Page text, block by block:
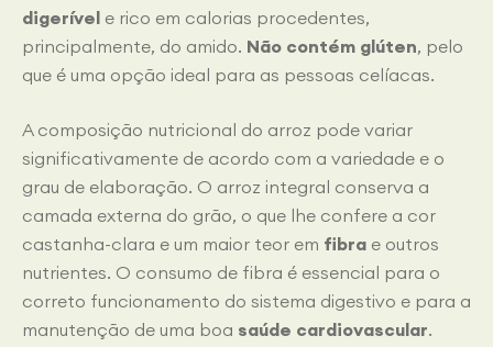
digerível e rico em calorias procedentes,
principalmente, do amido. Não contém glúten, pelo
que é uma opção ideal para as pessoas celíacas.
A composição nutricional do arroz pode variar
significativamente de acordo com a variedade e o
grau de elaboração. O arroz integral conserva a
camada externa do grão, o que lhe confere a cor
castanha-clara e um maior teor em fibra e outros
nutrientes. O consumo de fibra é essencial para o
correto funcionamento do sistema digestivo e para a
manutenção de uma boa saúde cardiovascular.